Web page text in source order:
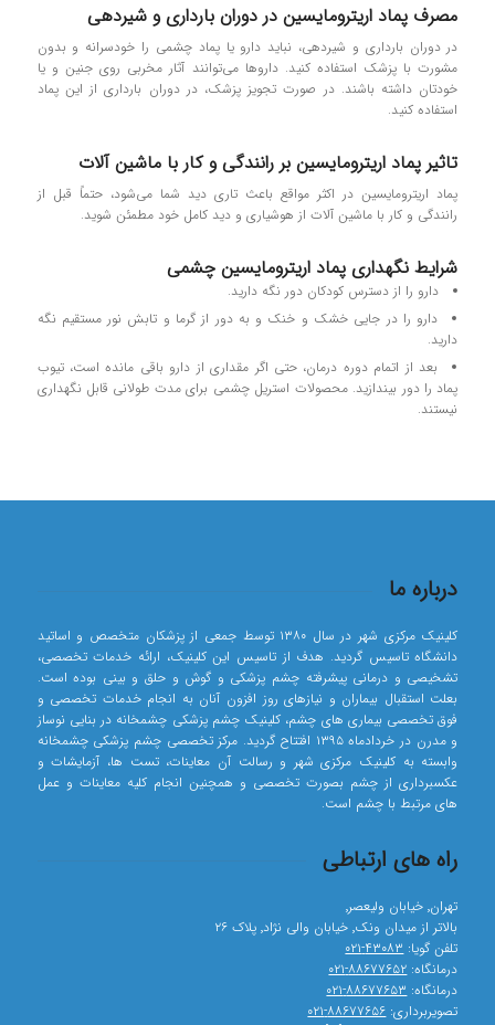
مصرف پماد اریترومایسین در دوران بارداری و شیردهی
در دوران بارداری و شیردهی، نباید دارو یا پماد چشمی را خودسرانه و بدون
مشورت با پزشک استفاده کنید. داروها می‌توانند آثار مخربی روی جنین و یا
خودتان داشته باشند. در صورت تجویز پزشک، در دوران بارداری از این پماد
استفاده کنید.
تاثیر پماد اریترومایسین بر رانندگی و کار با ماشین آلات
پماد اریترومایسین در اکثر مواقع باعث تاری دید شما می‌شود، حتماً قبل از
رانندگی و کار با ماشین آلات از هوشیاری و دید کامل خود مطمئن شوید.
شرایط نگهداری پماد اریترومایسین چشمی
دارو را از دسترس کودکان دور نگه دارید.
دارو را در جایی خشک و خنک و به دور از گرما و تابش نور مستقیم نگه‌
دارید.
بعد از اتمام دوره درمان، حتی اگر مقداری از دارو باقی مانده است، تیوب
پماد را دور بیندازید. محصولات استریل چشمی برای مدت طولانی قابل نگهداری
نیستند.
درباره ما
کلینیک مرکزی شهر در سال ۱۳۸۰ توسط جمعی از پزشکان متخصص و اساتید
دانشگاه تاسیس گردید. هدف از تاسیس این کلینیک، ارائه خدمات تخصصی،
تشخیصی و درمانی پیشرفته چشم پزشکی و گوش و حلق و بینی بوده است.
بعلت استقبال بیماران و نیازهای روز افزون آنان به انجام خدمات تخصصی و
فوق تخصصی بیماری های چشم، کلینیک چشم پزشکی چشمخانه در بنایی نوساز
و مدرن در خردادماه ۱۳۹۵ افتتاح گردید. مرکز تخصصی چشم پزشکی چشمخانه
وابسته به کلینیک مرکزی شهر و رسالت آن معاینات، تست ها، آزمایشات و
عکسبرداری از چشم بصورت تخصصی و همچنین انجام کلیه معاینات و عمل
های مرتبط با چشم است.
راه های ارتباطی
تهران٬ خیابان ولیعصر٬
بالاتر از میدان ونک٬ خیابان والی نژاد٬ پلاک ۲۶
تلفن گویا: ۴۳۰۸۳-۰۲۱
درمانگاه: ۸۸۶۷۷۶۵۲-۰۲۱
درمانگاه: ۸۸۶۷۷۶۵۳-۰۲۱
تصویربرداری: ۸۸۶۷۷۶۵۶-۰۲۱